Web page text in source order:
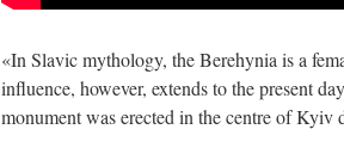
«In Slavic mythology, the Berehynia is a
influence, however, extends to the present
monument was erected in the centre of Kyiv